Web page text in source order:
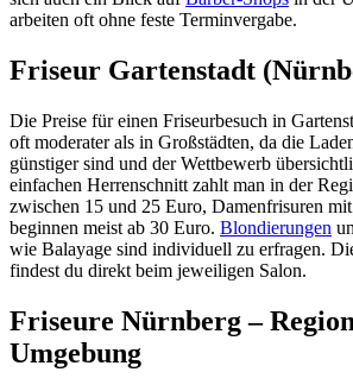
arbeiten oft ohne feste Terminvergabe.
Friseur Gartenstadt
Die Preise für einen Friseurbesuch in
oft moderater als in Großstädten, da die
günstiger sind und der Wettbewerb
einfachen Herrenschnitt zahlt man in der
zwischen 15 und 25 Euro, Damenfrisuren
beginnen meist ab 30 Euro. Blondierungen
wie Balayage sind individuell zu erfragen.
findest du direkt beim jeweiligen Salon.
Friseure Nürnberg –
Umgebung